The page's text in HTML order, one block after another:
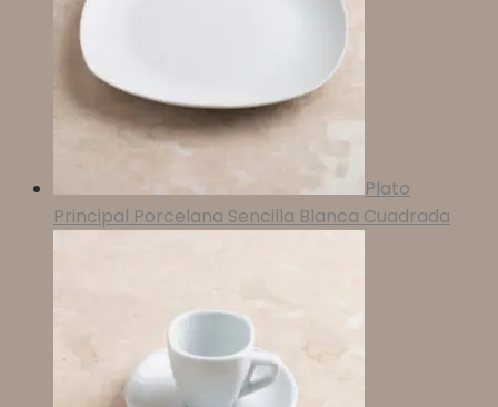
Plato
Principal Porcelana Sencilla Blanca Cuadrada